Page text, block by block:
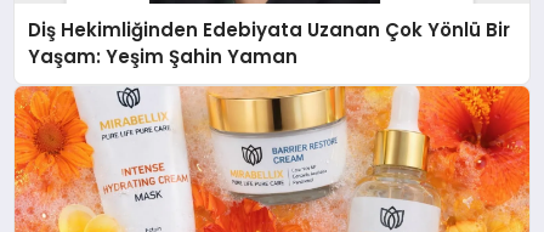
Diş Hekimliğinden Edebiyata Uzanan Çok Yönlü Bir
Yaşam: Yeşim Şahin Yaman